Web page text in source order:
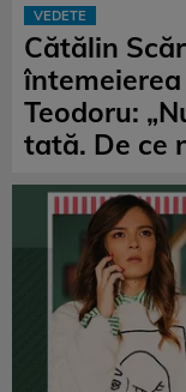
VEDETE
Cătălin
Teodoru:
tată. De ce